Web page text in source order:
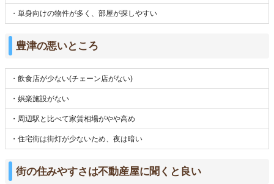
・単身向けの物件が多く、部屋が探しやすい
豊津の悪いところ
・飲食店が少ない(チェーン店がない)
・娯楽施設がない
・周辺駅と比べて家賃相場がやや高め
・住宅街は街灯が少ないため、夜は暗い
街の住みやすさは不動産屋に聞くと良い